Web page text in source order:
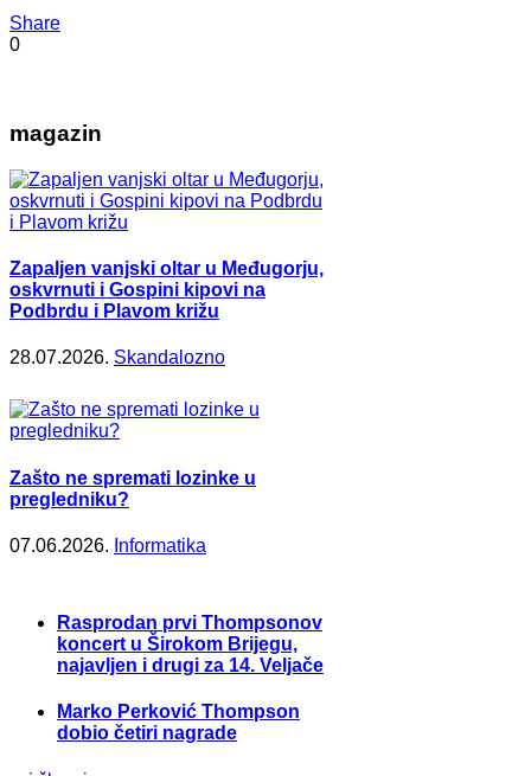
Share
0
magazin
Zapaljen vanjski oltar u Međugorju,
oskvrnuti i Gospini kipovi na
Podbrdu i Plavom križu
28.07.2026. Skandalozno
Zašto ne spremati lozinke u
pregledniku?
07.06.2026. Informatika
Rasprodan prvi Thompsonov
koncert u Širokom Brijegu,
najavljen i drugi za 14. Veljače
Marko Perković Thompson
dobio četiri nagrade